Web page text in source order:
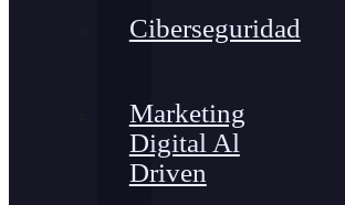
Ciberseguridad
Marketing
Digital Al
Driven